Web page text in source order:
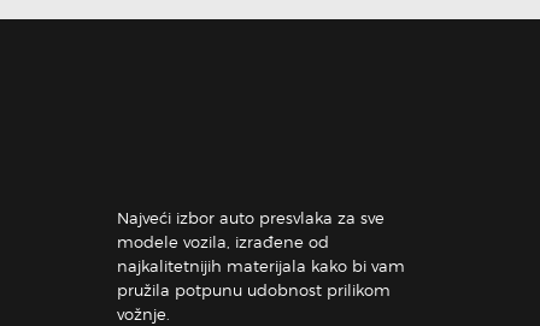
Najveći izbor auto presvlaka za sve
modele vozila, izrađene od
najkalitetnijih materijala kako bi vam
pružila potpunu udobnost prilikom
vožnje.